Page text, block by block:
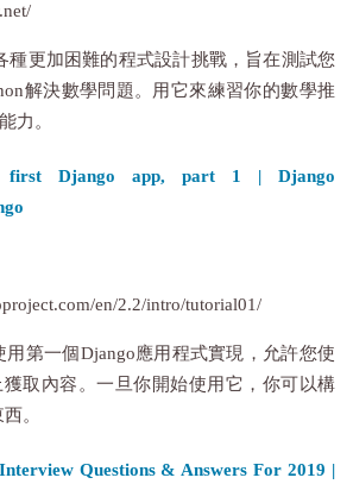
種更加困難的程式設計挑戰，旨在測試您
解決數學問題。用它來練習你的數學推
力。
first Django app, part 1 | Django
en/2.2/intro/tutorial01/
用第一個Django應用程式實現，允許您使
獲取內容。一旦你開始使用它，你可以構
。
Questions & Answers For 2019 |